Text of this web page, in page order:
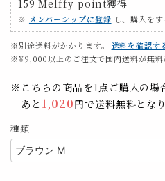
159 Melffy point獲得
※ メンバーシップに登録 し、購入を
※別途送料がかかります。
送料を確認す
※¥9,000以上のご注文で国内送料が無料
※こちらの商品を1点ご購入の場
あと 1,020円で送料無料となり
種類